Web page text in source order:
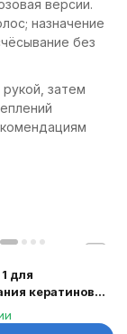
версии.
назначение
без
затем
для
кератиновых